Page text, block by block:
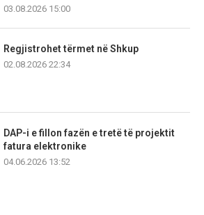
03.08.2026 15:00
Regjistrohet tërmet në Shkup
02.08.2026 22:34
DAP-i e fillon fazën e tretë të projektit
fatura elektronike
04.06.2026 13:52